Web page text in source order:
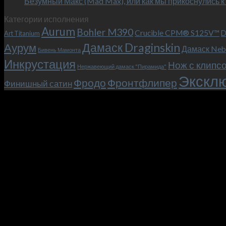
Категории исполнения
Art Titanium Aurum Bohler M390Crucible CPM® S125V™
Аурум Бивень Мамонта Дамаск Draginskin Дамаск
Инкрустация Нержавеющий дамаск "Пирамида" Нож с
Финишный сатин Фродо Фронтфлипер